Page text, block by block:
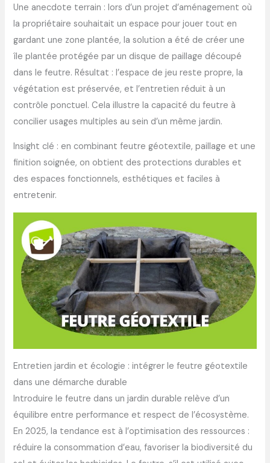
Une anecdote terrain : lors d’un projet d’aménagement où
la propriétaire souhaitait un espace pour jouer tout en
gardant une zone plantée, la solution a été de créer une
île plantée protégée par un disque de paillage découpé
dans le feutre. Résultat : l’espace de jeu reste propre, la
végétation est préservée, et l’entretien réduit à un
contrôle ponctuel. Cela illustre la capacité du feutre à
concilier usages multiples au sein d’un même jardin.
Insight clé : en combinant feutre géotextile, paillage et une
finition soignée, on obtient des protections durables et
des espaces fonctionnels, esthétiques et faciles à
entretenir.
Entretien jardin et écologie : intégrer le feutre géotextile
dans une démarche durable
Introduire le feutre dans un jardin durable relève d’un
équilibre entre performance et respect de l’écosystème.
En 2025, la tendance est à l’optimisation des ressources :
réduire la consommation d’eau, favoriser la biodiversité du